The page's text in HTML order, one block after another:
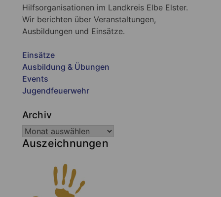
Hilfsorganisationen im Landkreis Elbe Elster.
Wir berichten über Veranstaltungen,
Ausbildungen und Einsätze.
Einsätze
Ausbildung & Übungen
Events
Jugendfeuerwehr
Archiv
Auszeichnungen